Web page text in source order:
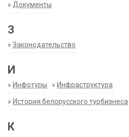
» Документы
З
» Законодательство
И
» Инфотуры » Инфраструктура
» История белорусского турбизнеса
К